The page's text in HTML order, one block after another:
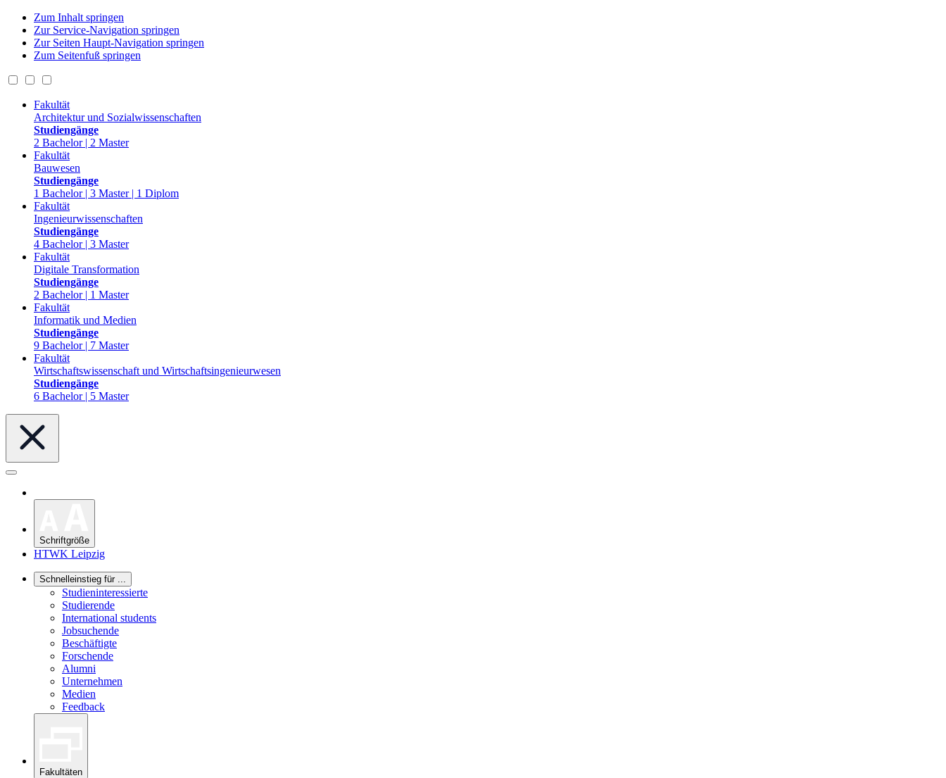
Zum Inhalt springen
Zur Service-Navigation springen
Zur Seiten Haupt-Navigation springen
Zum Seitenfuß springen
Fakultät
Architektur und Sozialwissenschaften
Studiengänge
2 Bachelor | 2 Master
Fakultät
Bauwesen
Studiengänge
1 Bachelor | 3 Master | 1 Diplom
Fakultät
Ingenieurwissenschaften
Studiengänge
4 Bachelor | 3 Master
Fakultät
Digitale Transformation
Studiengänge
2 Bachelor | 1 Master
Fakultät
Informatik und Medien
Studiengänge
9 Bachelor | 7 Master
Fakultät
Wirtschaftswissenschaft und Wirtschaftsingenieurwesen
Studiengänge
6 Bachelor | 5 Master
Schriftgröße
HTWK Leipzig
Schnelleinstieg für ...
Studieninteressierte
Studierende
International students
Jobsuchende
Beschäftigte
Forschende
Alumni
Unternehmen
Medien
Feedback
Fakultäten